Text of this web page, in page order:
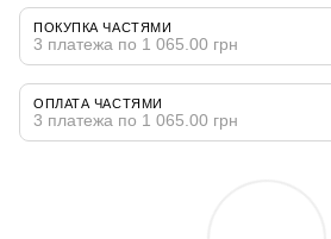
ПОКУПКА ЧАСТЯМИ
3 платежа по 1 065.00 грн
ОПЛАТА ЧАСТЯМИ
3 платежа по 1 065.00 грн